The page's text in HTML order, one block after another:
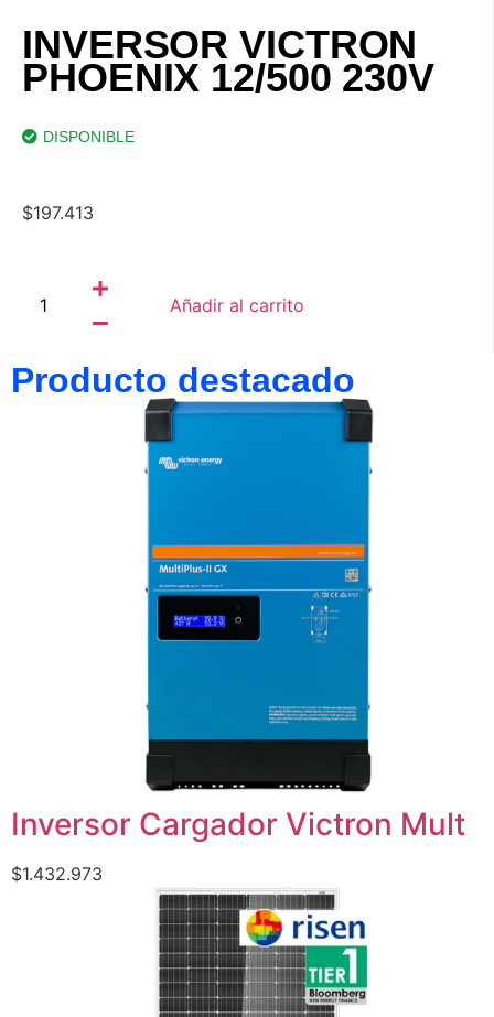
INVERSOR VICTRON
PHOENIX 12/500 230V
DISPONIBLE
$197.413
Añadir al carrito
Producto destacado
Inversor Cargador Victron Mult
$1.432.973